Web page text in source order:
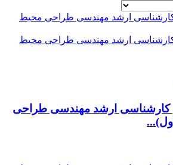
ارشد مهندسی طراحی